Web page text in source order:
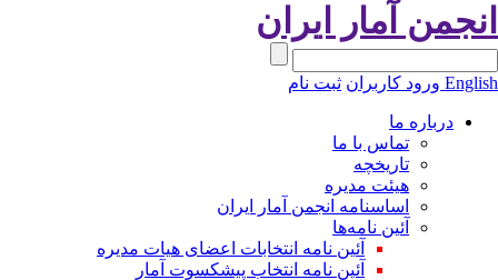
آمار ایران
ورود کاربران ثبت نام
درباره ما
تماس با ما
تاریخچه
هیئت مدیره
اساسنامه انجمن آمار ایران
آئین نامه‌ها
آئین نامه انتخابات اعضای هیات مدیره
آئین نامه انتخاب پیشکسوت آمار